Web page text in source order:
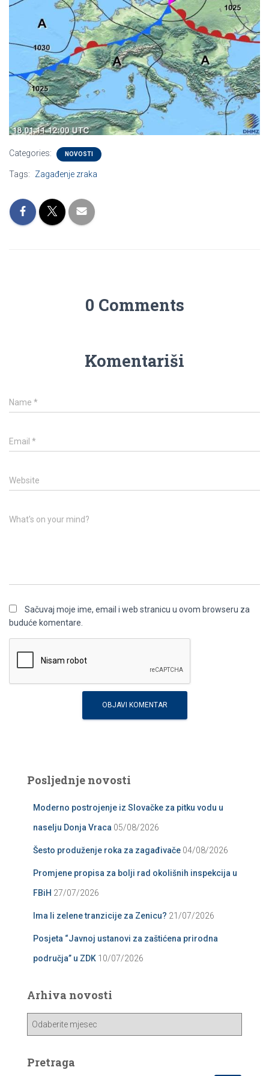
Categories: NOVOSTI
Tags: Zagađenje zraka
0 Comments
Komentariši
Name *
Email *
Website
What's on your mind?
Sačuvaj moje ime, email i web stranicu u ovom browseru za
buduće komentare.
Posljednje novosti
Moderno postrojenje iz Slovačke za pitku vodu u
naselju Donja Vraca 05/08/2026
Šesto produženje roka za zagađivače 04/08/2026
Promjene propisa za bolji rad okolišnih inspekcija u
FBiH 27/07/2026
Ima li zelene tranzicije za Zenicu? 21/07/2026
Posjeta “Javnoj ustanovi za zaštićena prirodna
područja” u ZDK 10/07/2026
Arhiva novosti
iPretraga